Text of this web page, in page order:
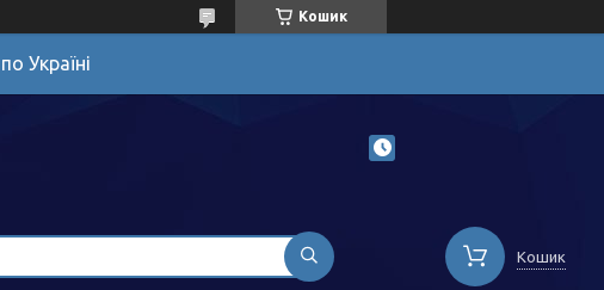
Кошик
Україні
Кошик